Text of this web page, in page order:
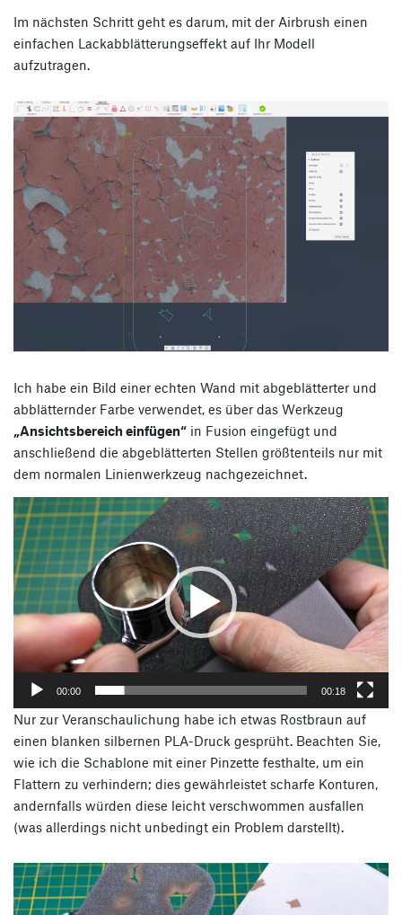
Im nächsten Schritt geht es darum, mit der Airbrush einen
einfachen Lackabblätterungseffekt auf Ihr Modell
aufzutragen.
Ich habe ein Bild einer echten Wand mit abgeblätterter und
abblätternder Farbe verwendet, es über das Werkzeug
„Ansichtsbereich einfügen“ in Fusion eingefügt und
anschließend die abgeblätterten Stellen größtenteils nur mit
dem normalen Linienwerkzeug nachgezeichnet.
Video-
Player
00:00 00:18
Nur zur Veranschaulichung habe ich etwas Rostbraun auf
einen blanken silbernen PLA-Druck gesprüht. Beachten Sie,
wie ich die Schablone mit einer Pinzette festhalte, um ein
Flattern zu verhindern; dies gewährleistet scharfe Konturen,
andernfalls würden diese leicht verschwommen ausfallen
(was allerdings nicht unbedingt ein Problem darstellt).